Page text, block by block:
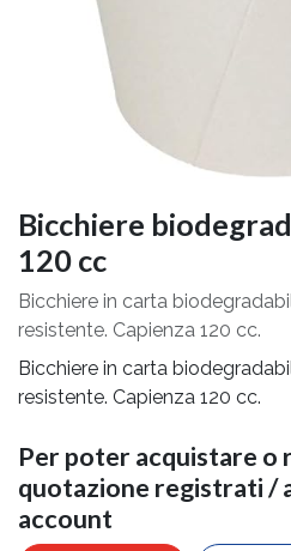
Bicchiere
120 cc
Bicchiere in carta
resistente. Capienza 120 cc.
Bicchiere in carta
resistente. Capienza 120 cc.
Per poter acquistare o
quotazione registrati /
account